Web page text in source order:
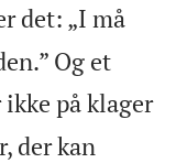
det: „I må
Og et
på klager
der kan